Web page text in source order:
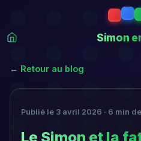
Simon
← Retour au blog
Publié le 3 avril 2026 · 6 min
Le Simon et la